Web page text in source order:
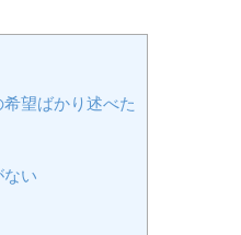
望ばかり述べた
ない